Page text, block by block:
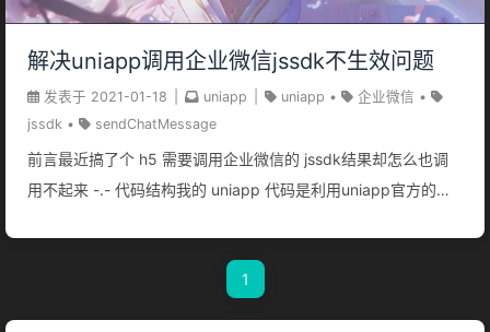
解决uniapp调用企业微信jssdk不生效问题
发表于 2021-01-18 uniapp uniapp • 企业微信 •
jssdk • sendChatMessage
前言最近搞了个 h5 需要调用企业微信的 jssdk结果却怎么也调
用不起来 -.- 代码结构我的 uniapp 代码是利用uniapp官方的
main.js├── manifest.json├── pages├── pages.json├──
1